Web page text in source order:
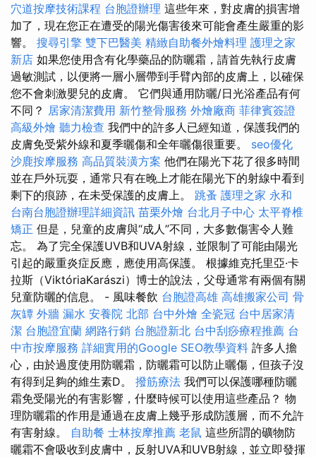
穴道按摩技術課程 台胞證辦理 這些年來，對皮膚的損害增
加了，現在您正在遭受的陽光傷害後來可能會產生嚴重的影
響。 搜尋引擎 雙下巴醫美 精緻自助餐外燴料理 護理之家
新店 如果您使用含有化學藥品的防曬霜，請首先執行皮膚
過敏測試，以便將一層小層帶到手臂內部的皮膚上，以確保
您不會刺激嬰兒的皮膚。 它們與通用防曬/日光浴產品有何
不同？ 居家清潔費用 新竹整骨服務 外燴廠商 菲律賓簽證
高級外燴 聽力檢查 我們中的許多人已經知道，保護我們的
皮膚免受紫外線和夏季曬傷和全年曬傷很重要。 seo優化
沙鹿按摩服務 高品質裝潢方案 他們在陽光下花了很多時間
並在戶外玩耍，通常只有在晚上才能在陽光下的射線中看到
剩下的痕跡，在未受保護的皮膚上。 跳蚤 護理之家 永和
台南台胞證辦理詳細資訊 苗栗外燴 台北月子中心 太平脊椎
矯正 但是，兒童的皮膚與“成人”不同，大多數傷害令人難
忘。 為了完全保護UVB和UVA射線，並限制了可能由陽光
引起的嚴重炎症反應，應使用高保護。 根據維克托里亞·卡
拉斯（ViktóriaKarászi）博士的說法，父母通常有兩個有關
兒童防曬的信息。 - 風味餐飲 台胞證高雄 高雄搬家公司 骨
灰罈 外牆 漏水 安養院 北部 台中外燴 全瓷冠 台中居家清
潔 台胞證宜蘭 網路行銷 台胞證新北 台中刮痧療程推薦 台
中市按摩服務 詳細實用的Google SEO教學資料 許多人擔
心，由於過度使用防曬霜，防曬霜可以防止曬傷，但孩子沒
有得到足夠的維生素D。 撥筋療法 我們可以保護哪種防曬
霜免受陽光的有害影響，什麼時候可以使用這些產品？ 物
理防曬霜的作用是通過在皮膚上幾乎形成防護層，而不允許
有害射線。 自助餐 士林按摩推薦 老鼠 這些所謂的礦物防
曬霜不會吸收到皮膚中，反射UVA和UVB射線，並立即發揮